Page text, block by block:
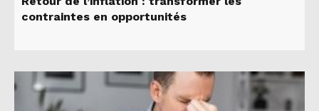
contraintes en opportunités